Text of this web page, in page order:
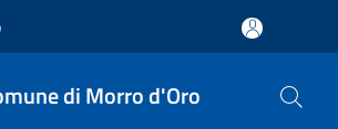
di Morro d'Oro